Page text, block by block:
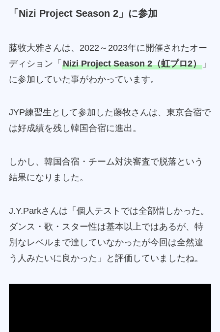
「 Nizi Project Season 2」に参加
藤牧大雅さんは、2022～2023年に開催されたオー
ディション「 Nizi Project Season 2（虹プロ2）」
に参加していた事がわかっています。
JYP練習生として参加した藤牧さんは、東京合宿で
は好成績を残し韓国合宿に進出。
しかし、韓国合宿・チーム対決審査で脱落という
結果になりました。
J.Y.Parkさんは「個人テストでは全部惜しかった。
ダンス・歌・スター性は基本以上ではあるが、特
別なレベルまで達していなかったが今回は全然違
う人みたいに良かった」と評価していましたね。